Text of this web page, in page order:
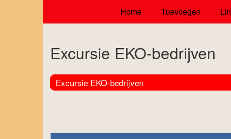
Home Toevoegen
Excursie EKO-bedrijven
Excursie EKO-bedrijven